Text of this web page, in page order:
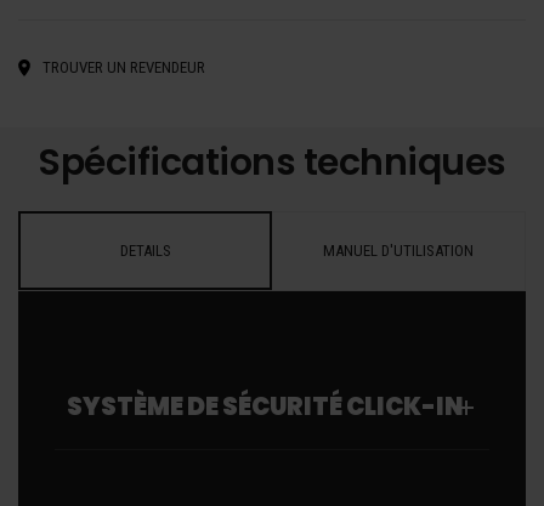
TROUVER UN REVENDEUR
Spécifications techniques
DETAILS MANUEL D'UTILISATION
SYSTÈME DE SÉCURITÉ CLICK-IN